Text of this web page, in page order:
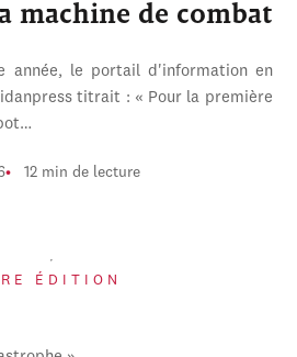
machine de combat
année, le portail d'information en
titrait : « Pour la première
12 min de lecture
ÉDITION